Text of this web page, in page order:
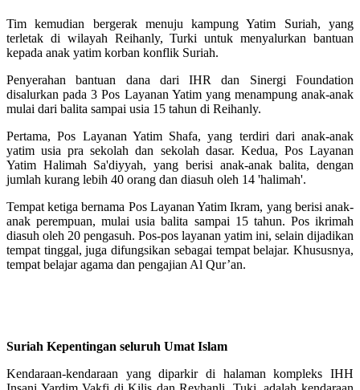
Tim kemudian bergerak menuju kampung Yatim Suriah, yang
terletak di wilayah Reihanly, Turki untuk menyalurkan bantuan
kepada anak yatim korban konflik Suriah.
Penyerahan bantuan dana dari IHR dan Sinergi Foundation
disalurkan pada 3 Pos Layanan Yatim yang menampung anak-anak
mulai dari balita sampai usia 15 tahun di Reihanly.
Pertama, Pos Layanan Yatim Shafa, yang terdiri dari anak-anak
yatim usia pra sekolah dan sekolah dasar. Kedua, Pos Layanan
Yatim Halimah Sa'diyyah, yang berisi anak-anak balita, dengan
jumlah kurang lebih 40 orang dan diasuh oleh 14 'halimah'.
Tempat ketiga bernama Pos Layanan Yatim Ikram, yang berisi anak-
anak perempuan, mulai usia balita sampai 15 tahun. Pos ikrimah
diasuh oleh 20 pengasuh. Pos-pos layanan yatim ini, selain dijadikan
tempat tinggal, juga difungsikan sebagai tempat belajar. Khususnya,
tempat belajar agama dan pengajian Al Qur’an.
Suriah Kepentingan seluruh Umat Islam
Kendaraan-kendaraan yang diparkir di halaman kompleks IHH